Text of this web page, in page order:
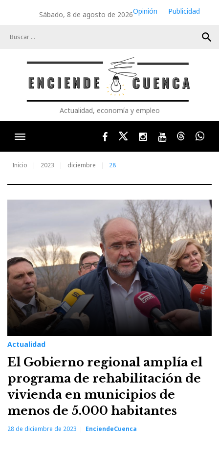
Sábado, 8 de agosto de 2026Opinión
Publicidad
search
Actualidad, economía y empleo
FacebookTwitterInstagram
YoutubeThreads
Inicio 2023 diciembre 28
diciembre
de
2023
Actualidad
El Gobierno regional amplía el
programa de rehabilitación de
vivienda en municipios de
menos de 5.000 habitantes
28 de diciembre de 2023 EnciendeCuenca